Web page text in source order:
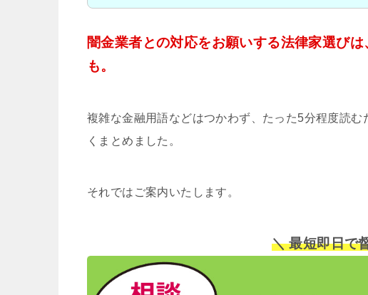
闇金業者との対応をお願いする法律家選び
も。
複雑な金融用語などはつかわず、たった5分程度読
くまとめました。
それではご案内いたします。
＼ 最短即日で